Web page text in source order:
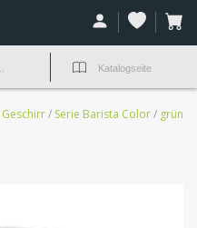
Geschirr/ Serie Barista Color/ grün